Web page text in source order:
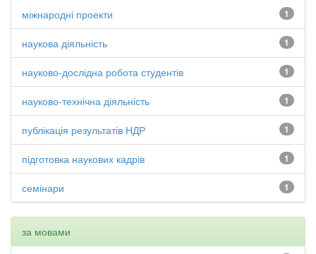
1
міжнародні проекти
1
наукова діяльність
1
науково-дослідна робота студентів
1
науково-технічна діяльність
1
публікація результатів НДР
1
підготовка наукових кадрів
1
семінари
за мовами